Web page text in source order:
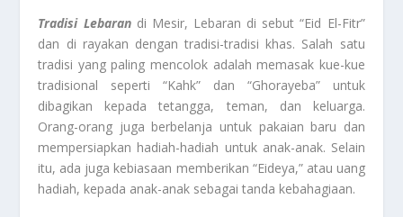
Tradisi Lebarandi Mesir, Lebaran di sebut “Eid El-Fitr”
dan di rayakan dengan tradisi-tradisi khas. Salah satu
tradisi yang paling mencolok adalah memasak kue-kue
tradisional seperti “Kahk” dan “Ghorayeba” untuk
dibagikan kepada tetangga, teman, dan keluarga.
Orang-orang juga berbelanja untuk pakaian baru dan
mempersiapkan hadiah-hadiah untuk anak-anak. Selain
itu, ada juga kebiasaan memberikan “Eideya,” atau uang
hadiah, kepada anak-anak sebagai tanda kebahagiaan.